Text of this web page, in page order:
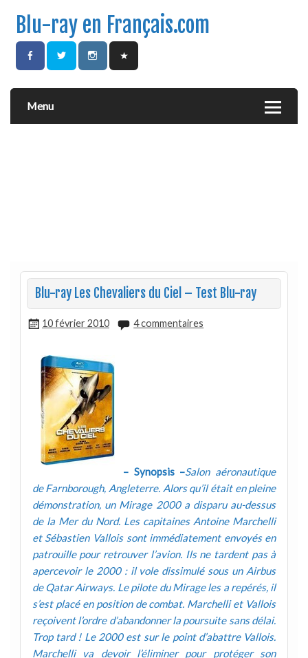
Blu-ray en Français.com
Menu
Blu-ray Les Chevaliers du Ciel – Test Blu-ray
10 février 2010 4 commentaires
– Synopsis –Salon aéronautique
de Farnborough, Angleterre. Alors qu’il était en pleine
démonstration, un Mirage 2000 a disparu au-dessus
de la Mer du Nord. Les capitaines Antoine Marchelli
et Sébastien Vallois sont immédiatement envoyés en
patrouille pour retrouver l’avion. Ils ne tardent pas à
apercevoir le 2000 : il vole dissimulé sous un Airbus
de Qatar Airways. Le pilote du Mirage les a repérés, il
s’est placé en position de combat. Marchelli et Vallois
reçoivent l’ordre d’abandonner la poursuite sans délai.
Trop tard ! Le 2000 est sur le point d’abattre Vallois.
Marchelli va devoir l’éliminer pour protéger son